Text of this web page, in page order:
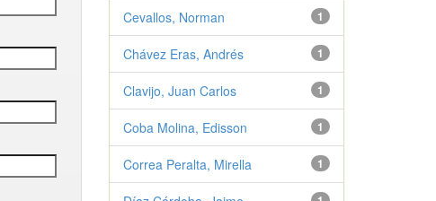
1
Cevallos, Norman
1
Chávez Eras, Andrés
1
Clavijo, Juan Carlos
1
Coba Molina, Edisson
1
Correa Peralta, Mirella